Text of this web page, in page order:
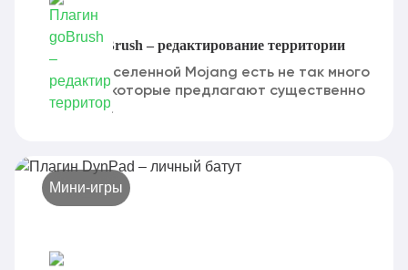
Плагин goBrush – редактирование территории
В рамках вселенной Mojang есть не так много
плагинов, которые предлагают существенно
изменить...
Мини-игры